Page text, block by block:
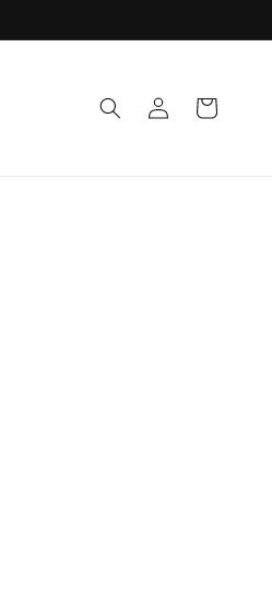
Connexion Panier